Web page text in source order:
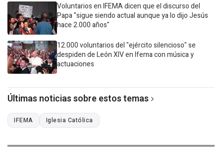
Voluntarios en IFEMA dicen que el discurso del
Papa "sigue siendo actual aunque ya lo dijo Jesús
hace 2.000 años"
12.000 voluntarios del "ejército silencioso" se
despiden de León XIV en Ifema con música y
actuaciones
Últimas noticias sobre estos temas
IFEMA Iglesia Católica